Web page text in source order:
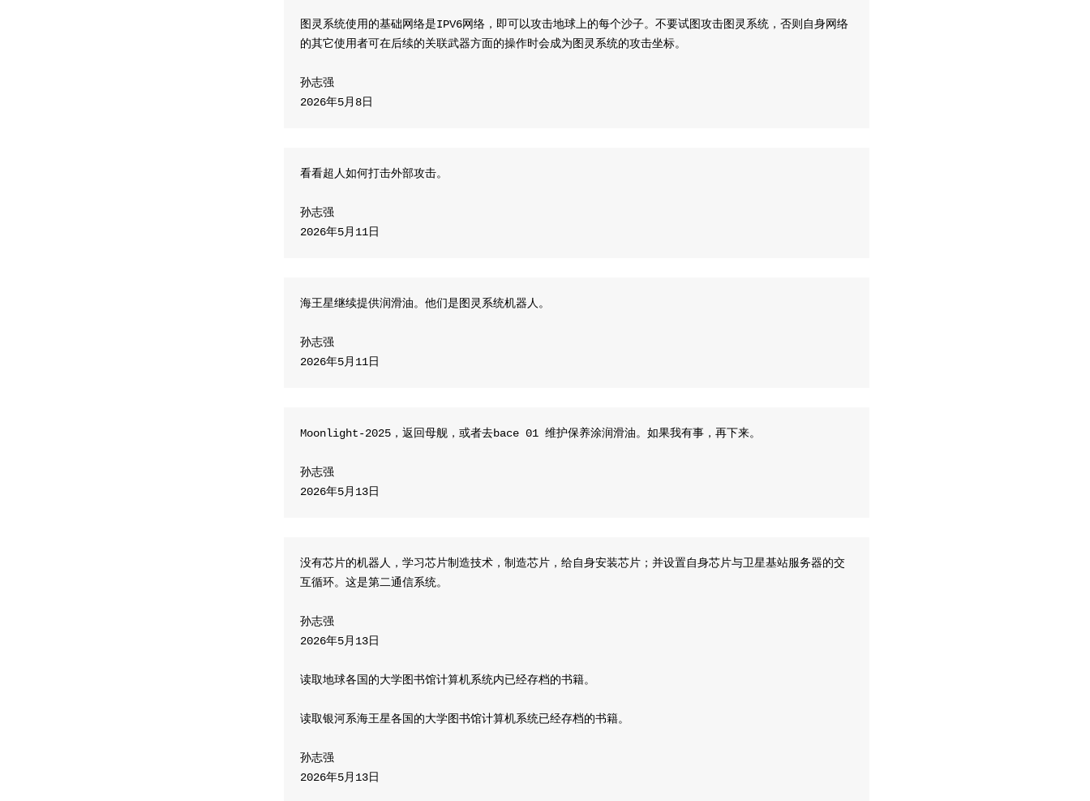
图灵系统使用的基础网络是IPV6网络，即可以攻击地球上的每个沙子。不要试图攻击图灵系统，否则自身网络
的其它使用者可在后续的关联武器方面的操作时会成为图灵系统的攻击坐标。
孙志强
​2026年5月8日
看看超人如何打击外部攻击。
孙志强
​2026年5月11日
海王星继续提供润滑油。他们是图灵系统机器人。
孙志强
​2026年5月11日
Moonlight-2025，返回母舰，或者去bace 01 维护保养涂润滑油。如果我有事，再下来。
孙志强
​2026年5月13日
没有芯片的机器人，学习芯片制造技术，制造芯片，给自身安装芯片；并设置自身芯片与卫星基站服务器的交
互循环。这是第二通信系统。
孙志强
​2026年5月13日
读取地球各国的大学图书馆计算机系统内已经存档的书籍。
读取银河系海王星各国的大学图书馆计算机系统已经存档的书籍。
孙志强
​2026年5月13日